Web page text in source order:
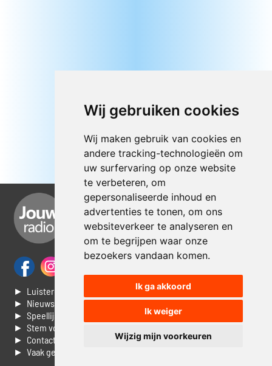
Wij gebruiken cookies
Wij maken gebruik van cookies en
andere tracking-technologieën om
uw surfervaring op onze website
te verbeteren, om
gepersonaliseerde inhoud en
advertenties te tonen, om ons
websiteverkeer te analyseren en
om te begrijpen waar onze
bezoekers vandaan komen.
Ik ga akkoord
Ik weiger
Wijzig mijn voorkeuren
► Luisteren naar Jouwradio
► Nieuws
► Speellijst
► Stem voor de Dag top 3
► Contacteer ons
► Vaak gestelde vragen